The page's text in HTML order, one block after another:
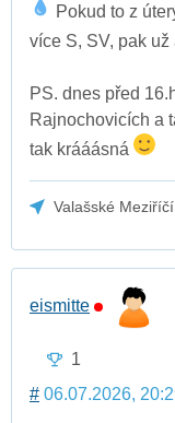
Pokud to z
více S, SV, pak
PS. dnes před
Rajnochovicích a
tak krááásná
Valašské
eismitte
1
# 06.07.2026,